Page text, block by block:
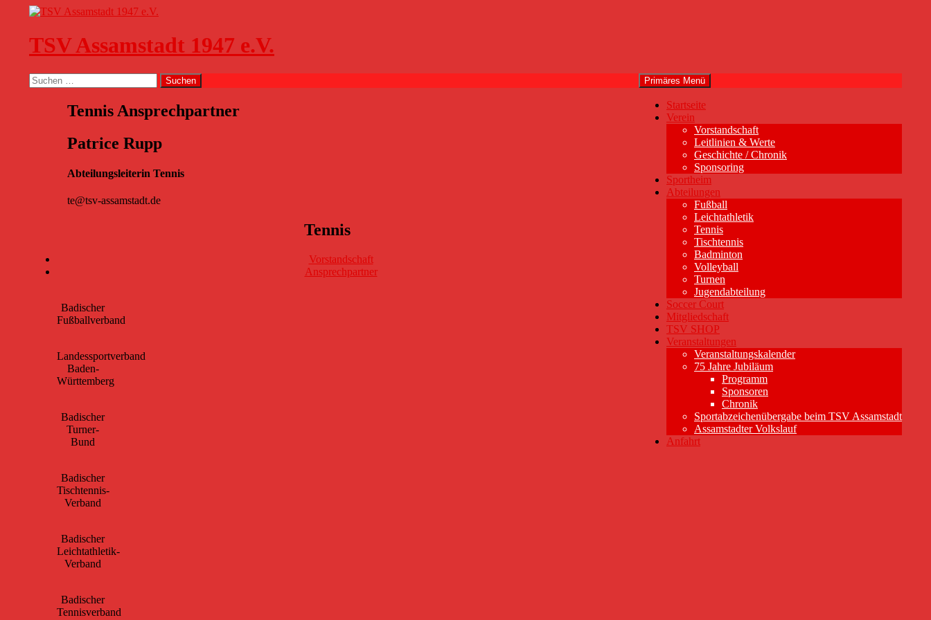
springenTSV Assamstadt 1947 e.V.
Suchen Primäres Menü
Startseite
Verein
Vorstandschaft
Leitlinien & Werte
Geschichte / Chronik
Sponsoring
Sportheim
Abteilungen
Fußball
Leichtathletik
Tennis
Tischtennis
Badminton
Volleyball
Turnen
Jugendabteilung
Soccer Court
Mitgliedschaft
TSV SHOP
Veranstaltungen
Veranstaltungskalender
75 Jahre Jubiläum
Programm
Sponsoren
Chronik
Sportabzeichenübergabe beim TSV Assamstadt
Assamstadter Volkslauf
Anfahrt
Suchen
nach:
Tennis Ansprechpartner
Patrice Rupp
Abteilungsleiterin Tennis
te@tsv-assamstadt.de
Tennis
Vorstandschaft
Ansprechpartner
Badischer
Fußballverband
Landessportverband
Baden-
Württemberg
Badischer
Turner-
Bund
Badischer
Tischtennis-
Verband
Badischer
Leichtathletik-
Verband
Badischer
Tennisverband